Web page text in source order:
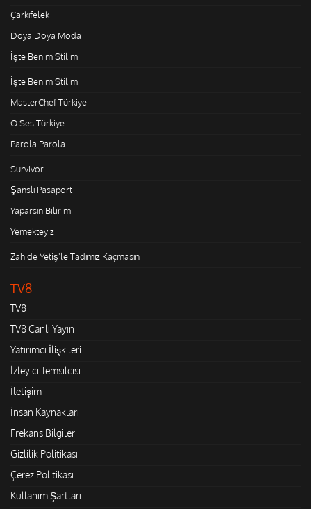
Çarkıfelek
Doya Doya Moda
İşte Benim Stilim
İşte Benim Stilim
MasterChef Türkiye
O Ses Türkiye
Parola Parola
Survivor
Şanslı Pasaport
Yaparsın Bilirim
Yemekteyiz
Zahide Yetiş'le Tadımız Kaçmasın
TV8
TV8
TV8 Canlı Yayın
Yatırımcı İlişkileri
İzleyici Temsilcisi
İletişim
İnsan Kaynakları
Frekans Bilgileri
Gizlilik Politikası
Çerez Politikası
Kullanım Şartları